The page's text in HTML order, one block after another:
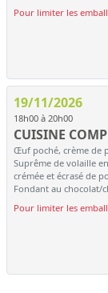
Pour limiter les
19/11/2026
18h00 à 20h00
CUISINE
Œuf poché, crème de
Suprême de volaille
crémée et écrasé de
Fondant au chocolat/
Pour limiter les